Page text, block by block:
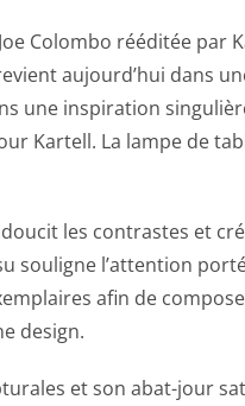
Colombo rééditée par
aujourd’hui dans
une inspiration
Kartell. La lampe de
les contrastes et
souligne l’attention
afin de
design.
et son abat-jour